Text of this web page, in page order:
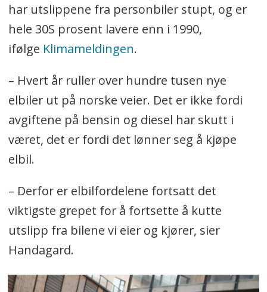
har utslippene fra personbiler stupt, og er
hele 30S prosent lavere enn i 1990,
ifølge Klimameldingen.
– Hvert år ruller over hundre tusen nye
elbiler ut på norske veier. Det er ikke fordi
avgiftene på bensin og diesel har skutt i
været, det er fordi det lønner seg å kjøpe
elbil.
– Derfor er elbilfordelene fortsatt det
viktigste grepet for å fortsette å kutte
utslipp fra bilene vi eier og kjører, sier
Handagard.